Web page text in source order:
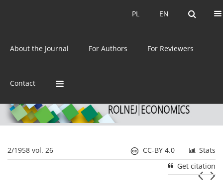
EN
PL EN
PL
About the Journal For Authors For Reviewers
Contact
ISSN: 0044-1600
2/1958 vol. 26 Stats
CC-BY 4.0
Get citation